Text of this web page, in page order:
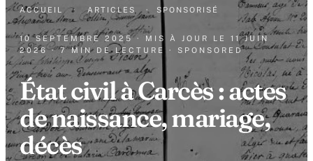
ACCUEIL · ARTICLES · SPONSORISÉ
10 SEPTEMBRE 2025 · MIS À JOUR LE 11 JUIN
2026 · 7 MIN DE LECTURE · SPONSORED
État civil à Carcès : actes
de naissance, mariage,
décès